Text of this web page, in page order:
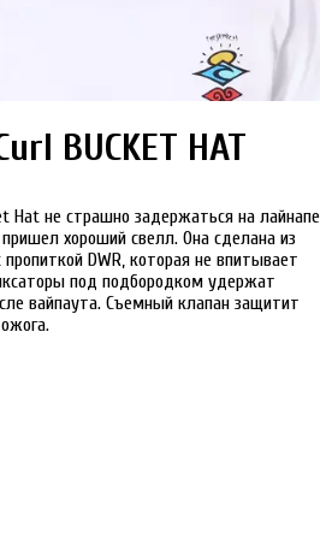
BUCKET HAT
Hat не страшно задержаться на лайнапе
хороший свелл. Она сделана из
DWR, которая не впитывает
под подбородком удержат
вайпаута. Съемный клапан защитит